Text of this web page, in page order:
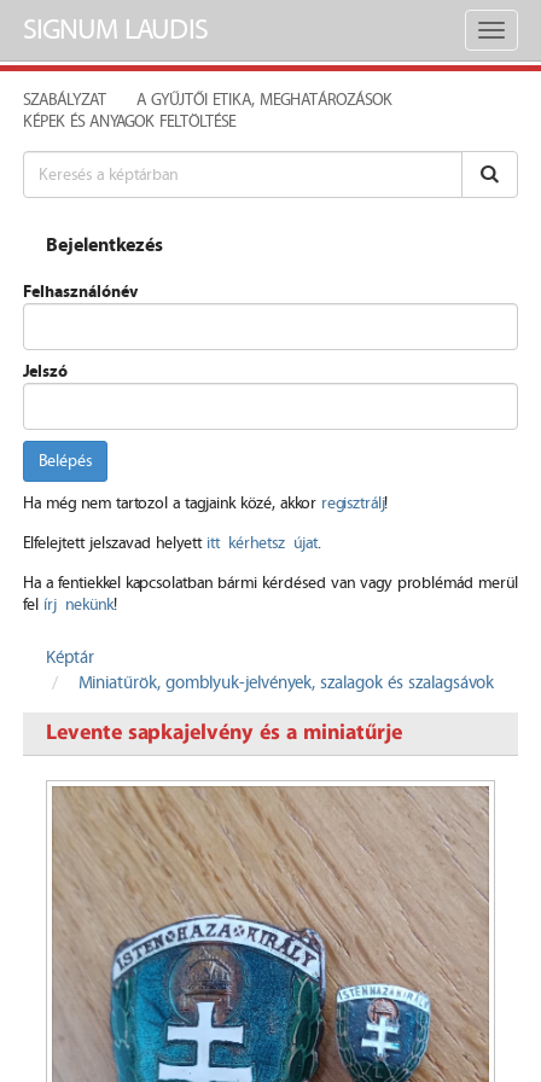
Toggle
SIGNUM LAUDIS
SZABÁLYZAT
A GYŰJTŐI ETIKA, MEGHATÁROZÁSOK
KÉPEK ÉS ANYAGOK FELTÖLTÉSE
Bejelentkezés
Felhasználónév
Jelszó
Belépés
Ha még nem tartozol a tagjaink közé, akkor regisztrálj!
Elfelejtett jelszavad helyett itt kérhetsz újat.
Ha a fentiekkel kapcsolatban bármi kérdésed van vagy problémád merül
fel írj nekünk!
Képtár
Miniatűrök, gomblyuk-jelvények, szalagok és szalagsávok
Levente sapkajelvény és a miniatűrje